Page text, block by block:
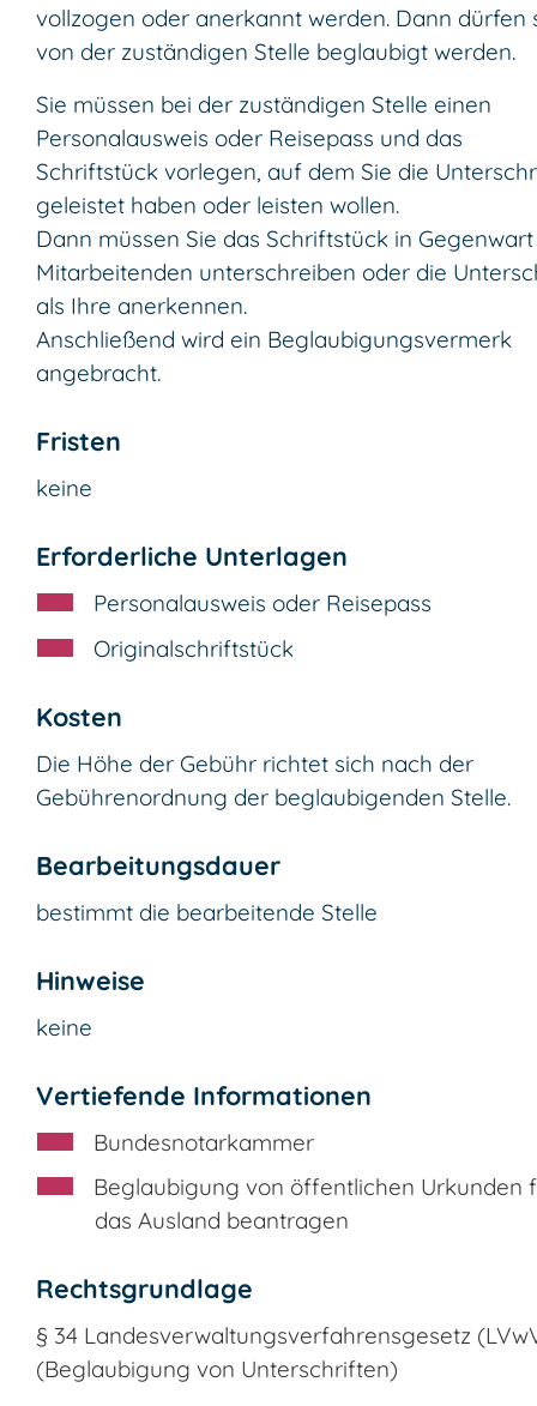
vollzogen oder anerkannt werden. Dann dürfen
von der zuständigen Stelle beglaubigt werden.
Sie müssen bei der zuständigen Stelle einen
Personalausweis oder Reisepass und das
Schriftstück vorlegen, auf dem Sie die
geleistet haben oder leisten wollen.
Dann müssen Sie das Schriftstück in
Mitarbeitenden unterschreiben oder die
als Ihre anerkennen.
Anschließend wird ein Beglaubigungsvermerk
angebracht.
Fristen
keine
Erforderliche Unterlagen
Personalausweis oder Reisepass
Originalschriftstück
Kosten
Die Höhe der Gebühr richtet sich nach der
Gebührenordnung der beglaubigenden Stelle.
Bearbeitungsdauer
bestimmt die bearbeitende Stelle
Hinweise
keine
Vertiefende Informationen
Bundesnotarkammer
Beglaubigung von öffentlichen Urkunden
das Ausland beantragen
Rechtsgrundlage
§ 34 Landesverwaltungsverfahrensgesetz
(Beglaubigung von Unterschriften)